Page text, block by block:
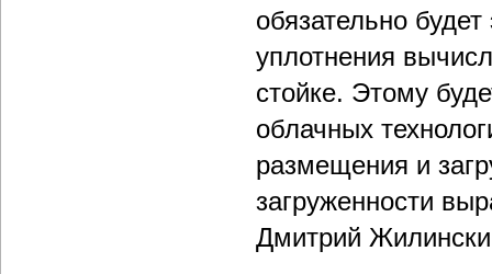
обязательно
уплотнения
стойке. Этому
облачных
размещения и
загруженности
Дмитрий